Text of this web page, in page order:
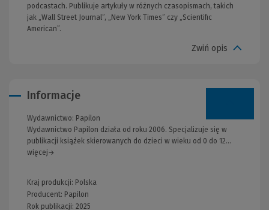
podcastach. Publikuje artykuły w różnych czasopismach, takich
jak „Wall Street Journal”, „New York Times” czy „Scientific
American”.
Zwiń opis
Informacje
Wydawnictwo: Papilon
Wydawnictwo Papilon działa od roku 2006. Specjalizuje się w
publikacji książek skierowanych do dzieci w wieku od 0 do 12...
więcej→
Kraj produkcji: Polska
Producent: Papilon
Rok publikacji: 2025